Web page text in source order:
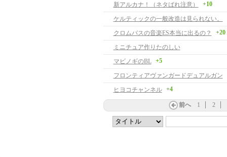
新アルカナ！（ネタばれ注意） +10
ケルティックの一般改造は見られない。
クロムバスの音楽ES本当に出るの？ +20
ミニチュア作りたのしい
マビノギのBL
+5
フロンティアヴァンガードデュアルガン
ヒヨコチャンネル +4
前へ 1 2